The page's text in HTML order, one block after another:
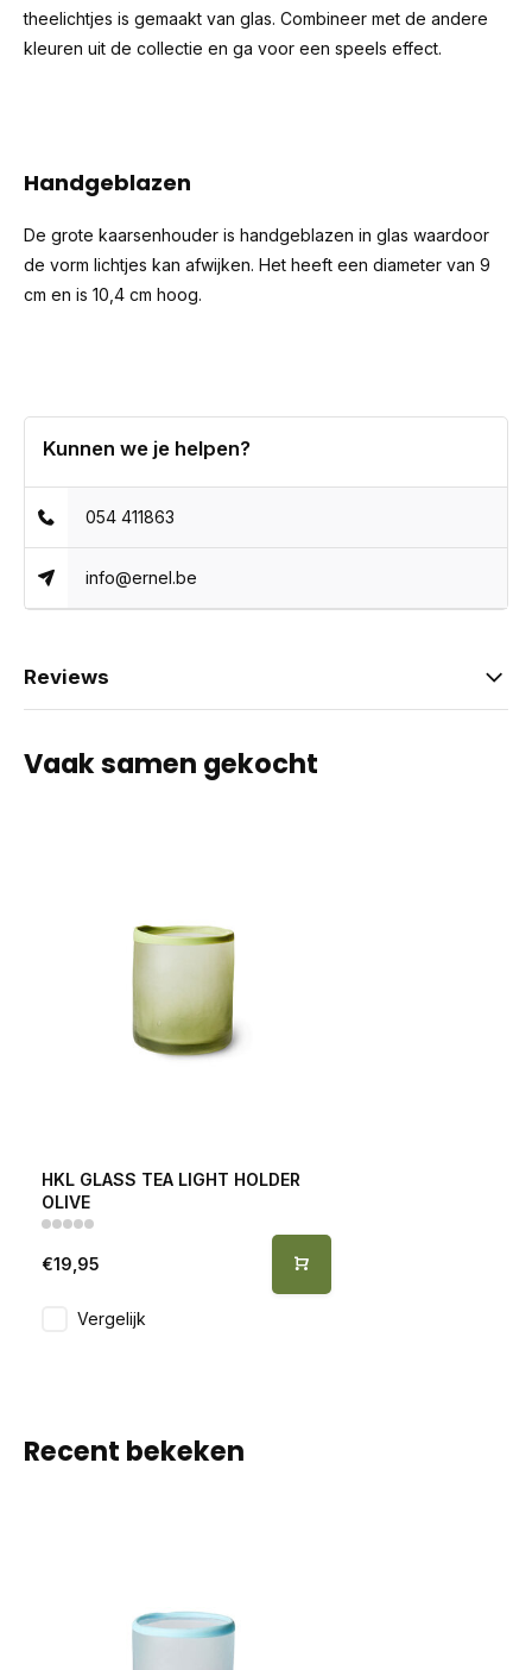
theelichtjes is gemaakt van glas. Combineer met de andere
kleuren uit de collectie en ga voor een speels effect.
Handgeblazen
De grote kaarsenhouder is handgeblazen in glas waardoor
de vorm lichtjes kan afwijken. Het heeft een diameter van 9
cm en is 10,4 cm hoog.
Kunnen we je helpen?
054 411863
info@ernel.be
Reviews
Vaak samen gekocht
HKL GLASS TEA LIGHT HOLDER
OLIVE
€19,95
Vergelijk
Recent bekeken